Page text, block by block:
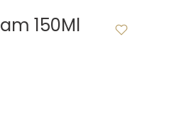
150Ml